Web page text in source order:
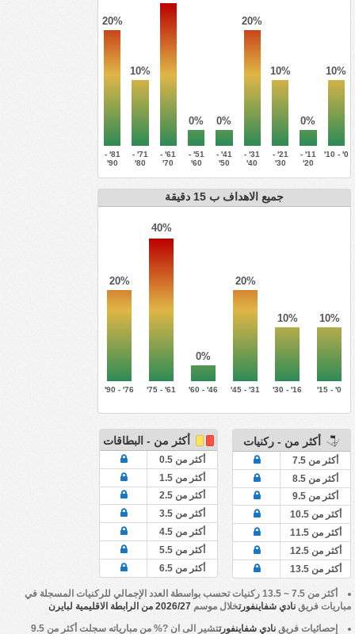
20%
10%
0% 0%
20%
10%
0%
10%
81' -
90'
71' -
80'
61' -
70'
51' -
60'
41' -
50'
31' -
40'
21' -
30'
11' -
20'
0' - 10'
جميع الاهداف ب 15 دقيقة
20%
40%
0%
20%
10% 10%
76' - 90' 61' - 75' 46' - 60' 31' - 45' 16' - 30' 0' - 15'
أكثر من - ركنيات
أكثر من 7.5
أكثر من 8.5
أكثر من 9.5
أكثر من 10.5
أكثر من 11.5
أكثر من 12.5
أكثر من 13.5
أكثر من - البطاقات
أكثر من 0.5
أكثر من 1.5
أكثر من 2.5
أكثر من 3.5
أكثر من 4.5
أكثر من 5.5
أكثر من 6.5
أكثر من 7.5 ~ 13.5 ركنيات تحسب بواسطة العدد الإجمالي للركنيات المسجلة في
مباريات فريق نادي شفاينفورتخلال موسم 2026/27 من الرابطة الاقليمية لبايرن
إحصائيات فريق نادي شفاينفورت
تشير الى ان ?% من مبارياته سجلت أكثر من 9.5